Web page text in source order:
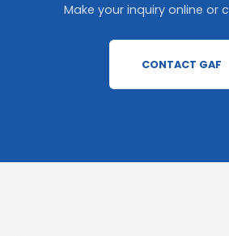
Make your inquiry online or
CONTACT GAF